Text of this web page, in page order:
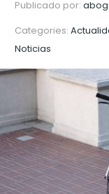
Publicado por:
Categories:
Noticias